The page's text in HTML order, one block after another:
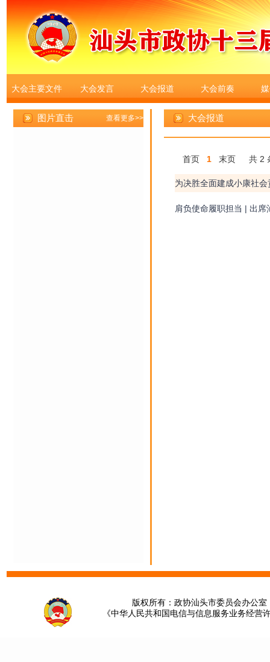
大会主要文件 大会发言 大会报道 大会前奏
大会报道
首页 1 末页 共 2
肩负使命履职担当 | 出
版权所有：政协汕头市委员会办公
《中华人民共和国电信与信息服务业务经营